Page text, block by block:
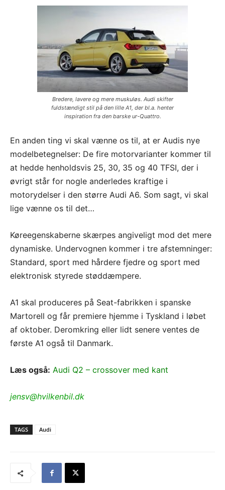
Bredere, lavere og mere muskuløs. Audi skifter
fuldstændigt stil på den lille A1, der bl.a. henter
inspiration fra den barske ur-Quattro.
En anden ting vi skal vænne os til, at er Audis nye
modelbetegnelser: De fire motorvarianter kommer til
at hedde henholdsvis 25, 30, 35 og 40 TFSI, der i
øvrigt står for nogle anderledes kraftige i
motorydelser i den større Audi A6. Som sagt, vi skal
lige vænne os til det…
Køreegenskaberne skærpes angiveligt mod det mere
dynamiske. Undervognen kommer i tre afstemninger:
Standard, sport med hårdere fjedre og sport med
elektronisk styrede støddæmpere.
A1 skal produceres på Seat-fabrikken i spanske
Martorell og får premiere hjemme i Tyskland i løbet
af oktober. Deromkring eller lidt senere ventes de
første A1 også til Danmark.
Læs også: Audi Q2 – crossover med kant
jensv@hvilkenbil.dk
TAGS Audi